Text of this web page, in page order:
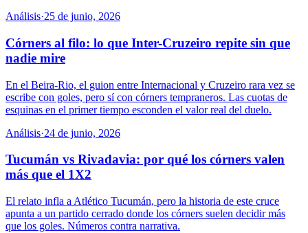
Análisis·25 de junio, 2026
Córners al filo: lo que Inter-Cruzeiro repite sin que
nadie mire
En el Beira-Rio, el guion entre Internacional y Cruzeiro rara vez se
escribe con goles, pero sí con córners tempraneros. Las cuotas de
esquinas en el primer tiempo esconden el valor real del duelo.
Análisis·24 de junio, 2026
Tucumán vs Rivadavia: por qué los córners valen
más que el 1X2
El relato infla a Atlético Tucumán, pero la historia de este cruce
apunta a un partido cerrado donde los córners suelen decidir más
que los goles. Números contra narrativa.